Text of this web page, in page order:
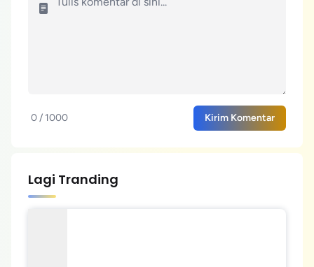
0 / 1000 Kirim Komentar
Lagi Tranding